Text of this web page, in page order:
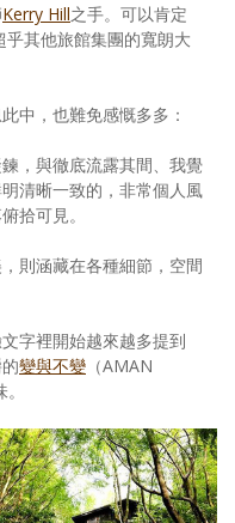
Kerry Hill之手。可以肯定
其他旅館集團的寬朗大
中，也難免感慨多多：
，與徹底流露其間、我覺
清晰一致的，非常個人風
拾可見。
則涵藏在各種細節，空間
字裡開始越來越多提到
變與不變 （AMAN